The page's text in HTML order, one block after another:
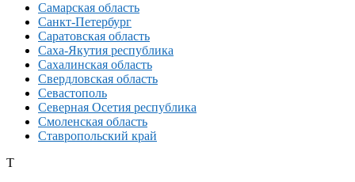
Самарская область
Санкт-Петербург
Саратовская область
Саха-Якутия республика
Сахалинская область
Свердловская область
Севастополь
Северная Осетия республика
Смоленская область
Ставропольский край
Т